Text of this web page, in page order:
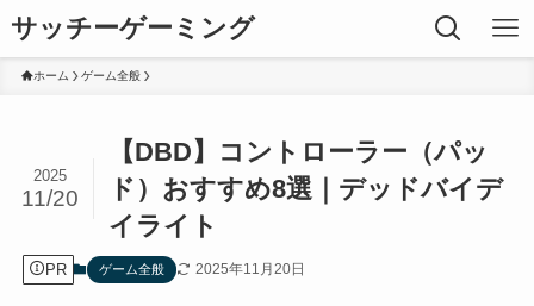
サッチーゲーミング
ホーム ゲーム全般
【DBD】コントローラー（パッ
ド）おすすめ8選｜デッドバイデ
イライト
2025
11/20
PR ゲーム全般 2025年11月20日